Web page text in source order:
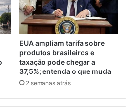
EUA ampliam tarifa sobre
produtos brasileiros e
taxação pode chegar a
37,5%; entenda o que muda
2 semanas atrás